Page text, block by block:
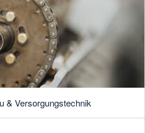
& Versorgungstechnik